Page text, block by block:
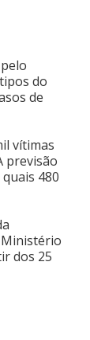
do
de
vítimas
previsão
480
Ministério
dos 25